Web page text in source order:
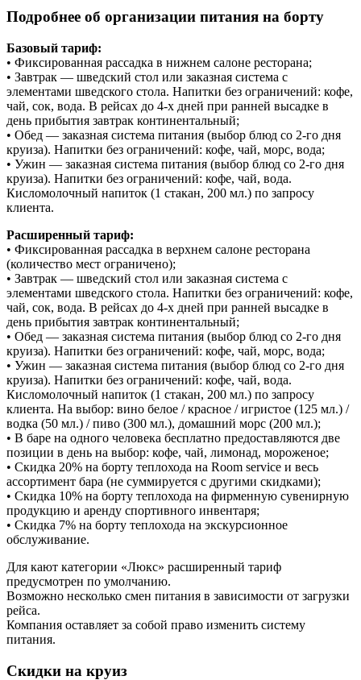
Подробнее об организации питания на борту
Базовый тариф:
• Фиксированная рассадка в нижнем салоне ресторана;
• Завтрак — шведский стол или заказная система с
элементами шведского стола. Напитки без ограничений: кофе,
чай, сок, вода. В рейсах до 4-х дней при ранней высадке в
день прибытия завтрак континентальный;
• Обед — заказная система питания (выбор блюд со 2-го дня
круиза). Напитки без ограничений: кофе, чай, морс, вода;
• Ужин — заказная система питания (выбор блюд со 2-го дня
круиза). Напитки без ограничений: кофе, чай, вода.
Кисломолочный напиток (1 стакан, 200 мл.) по запросу
клиента.
Расширенный тариф:
• Фиксированная рассадка в верхнем салоне ресторана
(количество мест ограничено);
• Завтрак — шведский стол или заказная система с
элементами шведского стола. Напитки без ограничений: кофе,
чай, сок, вода. В рейсах до 4-х дней при ранней высадке в
день прибытия завтрак континентальный;
• Обед — заказная система питания (выбор блюд со 2-го дня
круиза). Напитки без ограничений: кофе, чай, морс, вода;
• Ужин — заказная система питания (выбор блюд со 2-го дня
круиза). Напитки без ограничений: кофе, чай, вода.
Кисломолочный напиток (1 стакан, 200 мл.) по запросу
клиента. На выбор: вино белое / красное / игристое (125 мл.) /
водка (50 мл.) / пиво (300 мл.), домашний морс (200 мл.);
• В баре на одного человека бесплатно предоставляются две
позиции в день на выбор: кофе, чай, лимонад, мороженое;
• Скидка 20% на борту теплохода на Room service и весь
ассортимент бара (не суммируется с другими скидками);
• Скидка 10% на борту теплохода на фирменную сувенирную
продукцию и аренду спортивного инвентаря;
• Скидка 7% на борту теплохода на экскурсионное
обслуживание.
Для кают категории «Люкс» расширенный тариф
предусмотрен по умолчанию.
Возможно несколько смен питания в зависимости от загрузки
рейса.
Компания оставляет за собой право изменить систему
питания.
Скидки на круиз